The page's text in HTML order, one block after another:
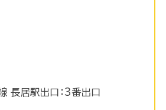
長居駅出口：3番出口